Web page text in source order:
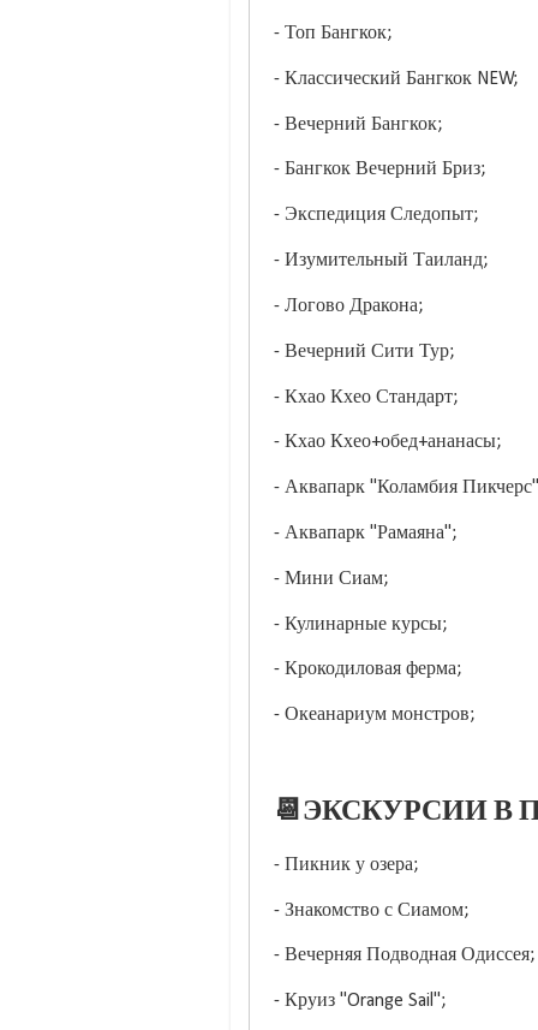
- Топ Бангкок;
- Классический Бангкок NEW;
- Вечерний Бангкок;
- Бангкок Вечерний Бриз;
- Экспедиция Следопыт;
- Изумительный Таиланд;
- Логово Дракона;
- Вечерний Сити Тур;
- Кхао Кхео Стандарт;
- Кхао Кхео+обед+ананасы;
- Аквапарк "Коламбия
- Аквапарк "Рамаяна";
- Мини Сиам;
- Кулинарные курсы;
- Крокодиловая ферма;
- Океанариум монстров;
📆ЭКСКУРСИИ В
- Пикник у озера;
- Знакомство с Сиамом;
- Вечерняя Подводная Одиссея;
- Круиз "Orange Sail";